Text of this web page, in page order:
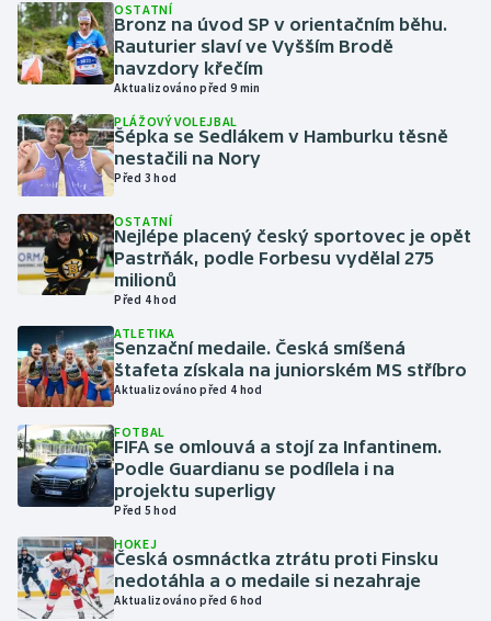
Gymnastika
Házená
Jezdectví
Judo
Krasobruslení
Lezení
Lyže a snowboard
Moderní pětiboj
Motorsport
Olympijské hry
Parasport
Plavání
OSTATNÍ
Bronz na úvod SP v orientačním běhu.
Rauturier slaví ve Vyšším Brodě
navzdory křečím
Aktualizováno před 9 min
PLÁŽOVÝ VOLEJBAL
Šépka se Sedlákem v Hamburku těsně
nestačili na Nory
Před 3 hod
OSTATNÍ
Nejlépe placený český sportovec je opět
Pastrňák, podle Forbesu vydělal 275
milionů
Před 4 hod
ATLETIKA
Senzační medaile. Česká smíšená
štafeta získala na juniorském MS stříbro
Aktualizováno před 4 hod
FOTBAL
FIFA se omlouvá a stojí za Infantinem.
Podle Guardianu se podílela i na
projektu superligy
Před 5 hod
HOKEJ
Česká osmnáctka ztrátu proti Finsku
nedotáhla a o medaile si nezahraje
Aktualizováno před 6 hod